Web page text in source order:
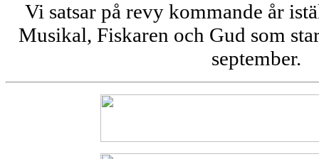
Vi satsar på revy kommande år
Musikal, Fiskaren och Gud som
september.